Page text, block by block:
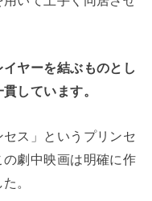
ヤーを結ぶものとし
しています。
ス」というプリンセ
劇中映画は明確に作
。